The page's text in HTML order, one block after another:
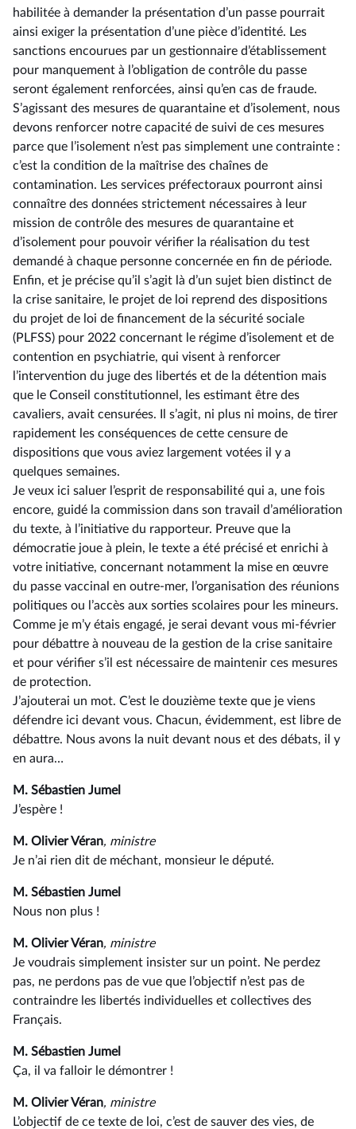
habilitée à demander la présentation d’un passe pourrait
ainsi exiger la présentation d’une pièce d’identité. Les
sanctions encourues par un gestionnaire d’établissement
pour manquement à l’obligation de contrôle du passe
seront également renforcées, ainsi qu’en cas de fraude.
S’agissant des mesures de quarantaine et d’isolement, nous
devons renforcer notre capacité de suivi de ces mesures
parce que l’isolement n’est pas simplement une contrainte :
c’est la condition de la maîtrise des chaînes de
contamination. Les services préfectoraux pourront ainsi
connaître des données strictement nécessaires à leur
mission de contrôle des mesures de quarantaine et
d’isolement pour pouvoir vérifier la réalisation du test
demandé à chaque personne concernée en fin de période.
Enfin, et je précise qu’il s’agit là d’un sujet bien distinct de
la crise sanitaire, le projet de loi reprend des dispositions
du projet de loi de financement de la sécurité sociale
(PLFSS) pour 2022 concernant le régime d’isolement et de
contention en psychiatrie, qui visent à renforcer
l’intervention du juge des libertés et de la détention mais
que le Conseil constitutionnel, les estimant être des
cavaliers, avait censurées. Il s’agit, ni plus ni moins, de tirer
rapidement les conséquences de cette censure de
dispositions que vous aviez largement votées il y a
quelques semaines.
Je veux ici saluer l’esprit de responsabilité qui a, une fois
encore, guidé la commission dans son travail d’amélioration
du texte, à l’initiative du rapporteur. Preuve que la
démocratie joue à plein, le texte a été précisé et enrichi à
votre initiative, concernant notamment la mise en œuvre
du passe vaccinal en outre-mer, l’organisation des réunions
politiques ou l’accès aux sorties scolaires pour les mineurs.
Comme je m’y étais engagé, je serai devant vous mi-février
pour débattre à nouveau de la gestion de la crise sanitaire
et pour vérifier s’il est nécessaire de maintenir ces mesures
de protection.
J’ajouterai un mot. C’est le douzième texte que je viens
défendre ici devant vous. Chacun, évidemment, est libre de
débattre. Nous avons la nuit devant nous et des débats, il y
en aura…
M. Sébastien Jumel
J’espère !
M. Olivier Véran, ministre
Je n’ai rien dit de méchant, monsieur le député.
M. Sébastien Jumel
Nous non plus !
M. Olivier Véran, ministre
Je voudrais simplement insister sur un point. Ne perdez
pas, ne perdons pas de vue que l’objectif n’est pas de
contraindre les libertés individuelles et collectives des
Français.
M. Sébastien Jumel
Ça, il va falloir le démontrer !
M. Olivier Véran, ministre
L’objectif de ce texte de loi, c’est de sauver des vies, de